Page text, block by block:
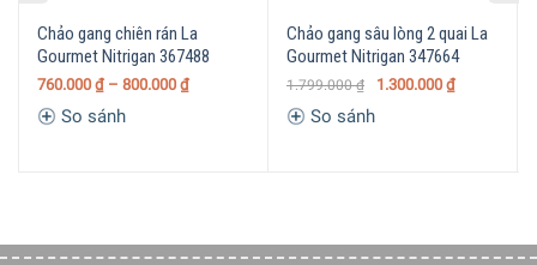
5/5 - (1 bình chọn)
Chảo gang chiên rán La
Gourmet Nitrigan 367488
760.000 ₫ – 800.000 ₫
So sánh
Chảo gang sâu lòng 2 quai La
Gourmet Nitrigan 347664
1.799.000₫ 1.300.000 ₫
So sánh